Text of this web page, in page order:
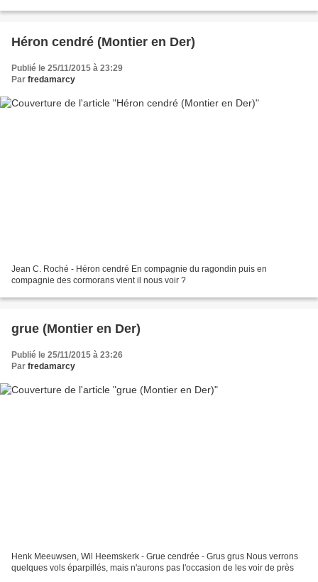
Héron cendré (Montier en Der)
Publié le 25/11/2015 à 23:29
Par fredamarcy
Jean C. Roché - Héron cendré En compagnie du ragondin puis en
compagnie des cormorans vient il nous voir ?
grue (Montier en Der)
Publié le 25/11/2015 à 23:26
Par fredamarcy
Henk Meeuwsen, Wil Heemskerk - Grue cendrée - Grus grus Nous verrons
quelques vols éparpillés, mais n'aurons pas l'occasion de les voir de près